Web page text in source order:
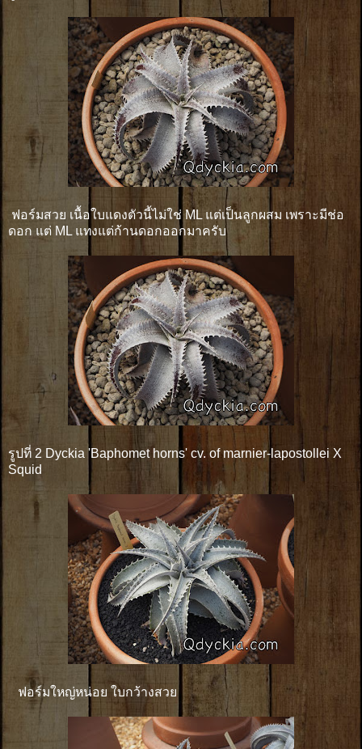
ฟอร์มสวย เนื้อใบแดงตัวนี้ไม่ใช่ ML แต่เป็นลูกผสม เพราะมีช่อ
ดอก แต่ ML แทงแต่ก้านดอกออกมาครับ
รูปที่ 2 Dyckia 'Baphomet horns' cv. of marnier-lapostollei X
Squid
ฟอร์มใหญ่หน่อย ใบกว้างสวย